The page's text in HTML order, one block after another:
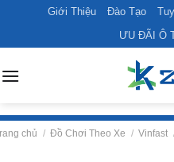
content
Giới Thiệu Đào Tạo
ƯU ĐÃI Ô
chủ / Đồ Chơi Theo Xe / Vinfast